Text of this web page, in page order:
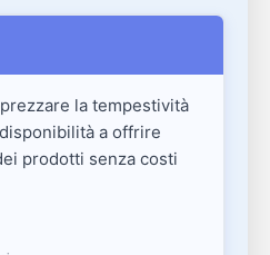
la tempestività
a offrire
prodotti senza costi